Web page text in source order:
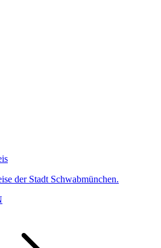
der Stadt Schwabmünchen.